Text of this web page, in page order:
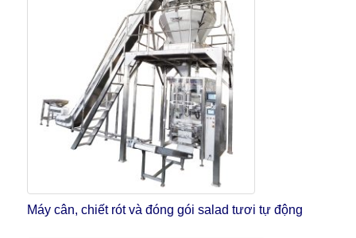
Máy cân, chiết rót và đóng gói salad tươi tự động